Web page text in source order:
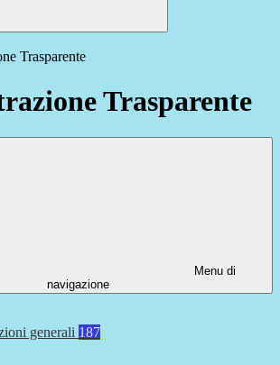
Trasparente
Trasparente
Menu di
navigazione
generali 187